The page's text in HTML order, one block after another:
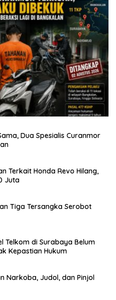
Dua Spesialis Curanmor
Terkait Honda Revo Hilang,
Juta
Tiga Tersangka Serobot
Telkom di Surabaya Belum
Kepastian Hukum
Narkoba, Judol, dan Pinjol